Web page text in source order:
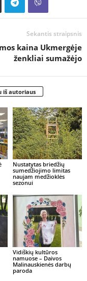
Sekantis straipsnis
kaina Ukmergėje
ženkliai sumažėjo
iš autoriaus
Nustatytas briedžių
sumedžiojimo limitas
naujam medžioklės
sezonui
Vidiškių kultūros
namuose – Daivos
Malinauskienės darbų
paroda